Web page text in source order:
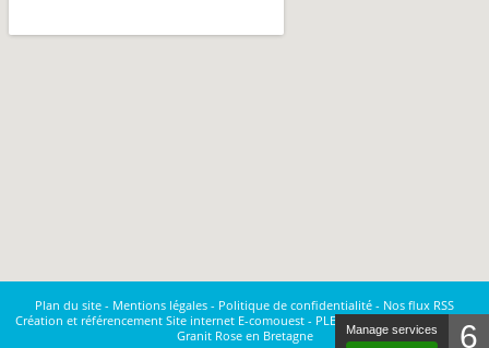
Plan du site - Mentions légales - Politique de confidentialité - Nos flux RSS
Création et référencement Site internet E-comouest - PLEUMEUR-BODOUCôte de
Granit Rose en Bretagne
Manage services 6